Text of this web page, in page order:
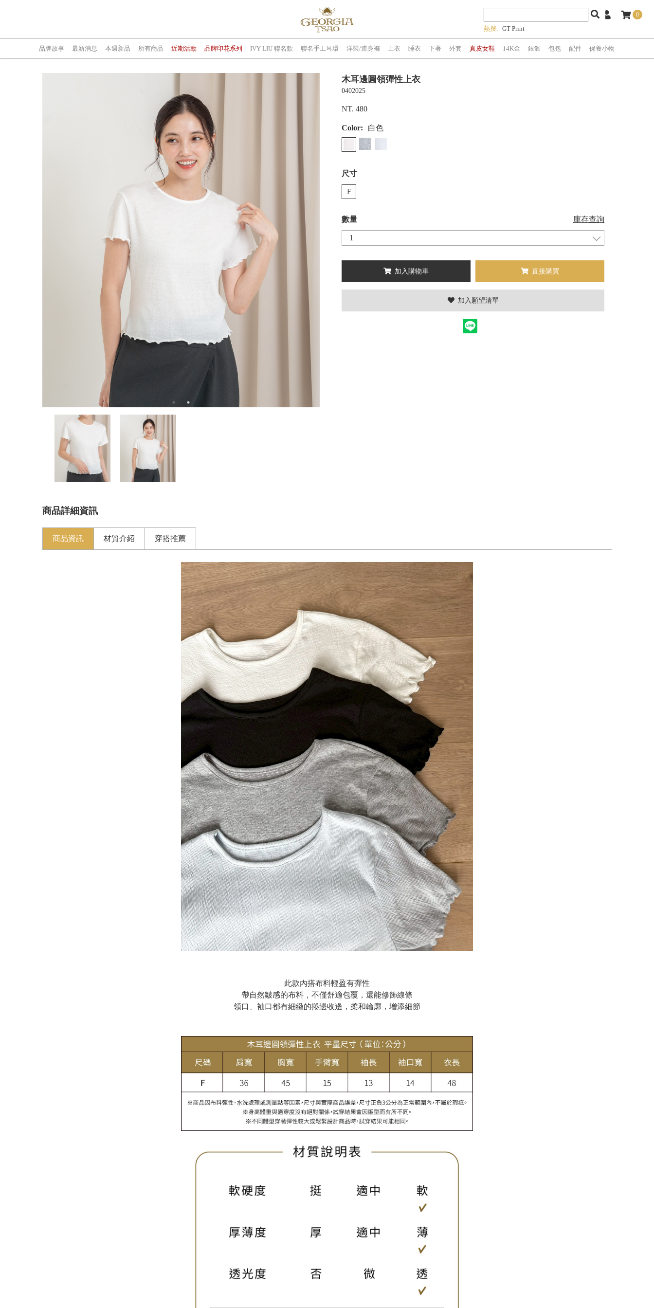
0
品牌故事 最新消息 本週新品 所有商品 近期活動 品牌印花系列 IVY LIU 聯名款 聯名手工耳環 洋裝/連身褲 上衣 睡衣 下著 外套 真皮女鞋 14K金 銀飾 包包 配件 保養小物
熱搜: GT Print
木耳邊圓領彈性上衣
0402025
NT. 480
Color: 白色
尺寸
F
數量 庫存查詢
加入購物車 直接購買
加入願望清單
商品詳細資訊
商品資訊 材質介紹 穿搭推薦
此款內搭布料輕盈有彈性
帶自然皺感的布料，不僅舒適包覆，還能修飾線條
領口、袖口都有細緻的捲邊收邊，柔和輪廓，增添細節